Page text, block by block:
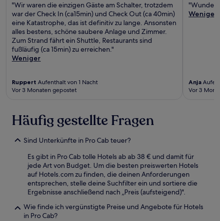
"Wir waren die einzigen Gäste am Schalter, trotzdem
war der Check In (ca15min) und Check Out (ca 40min)
eine Katastrophe, das ist definitiv zu lange. Ansonsten
alles bestens, schöne saubere Anlage und Zimmer.
Zum Strand fährt ein Shuttle, Restaurants sind
fußläufig (ca 15min) zu erreichen."
Weniger
Ruppert Aufenthalt von 1 Nacht
Vor 3 Monaten gepostet
Weniger
Anja
Vor 3
Häufig gestellte Fragen
Sind Unterkünfte in Pro Cab teuer?
Es gibt in Pro Cab tolle Hotels ab ab 38 € und damit für
jede Art von Budget. Um die besten preiswerten Hotels
auf Hotels.com zu finden, die deinen Anforderungen
entsprechen, stelle deine Suchfilter ein und sortiere die
Ergebnisse anschließend nach „Preis (aufsteigend)".
Wie finde ich vergünstigte Preise und Angebote für Hotels
in Pro Cab?